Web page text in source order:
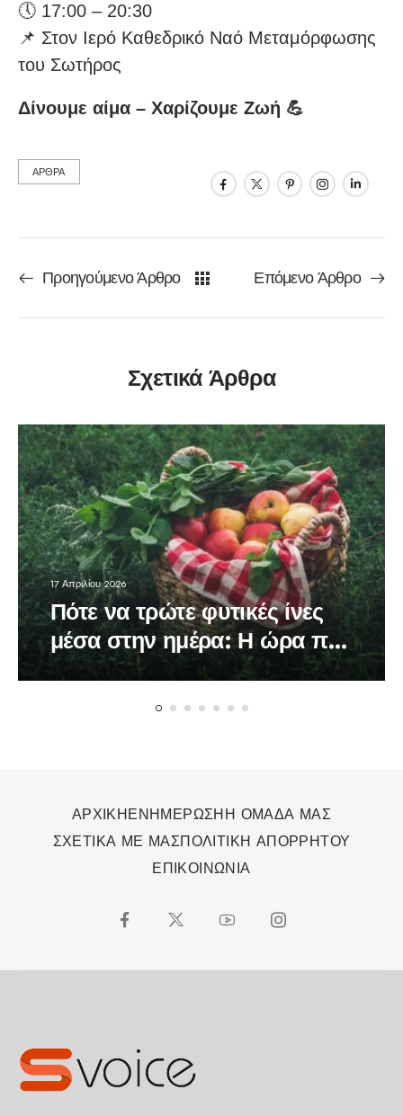
🕔 17:00 – 20:30
📌 Στον Ιερό Καθεδρικό Ναό Μεταμόρφωσης
του Σωτήρος
Δίνουμε αίμα – Χαρίζουμε Ζωή 💪
ΑΡΘΡΑ
Προηγούμενο Άρθρο Επόμενο Άρθρο
Σχετικά Άρθρα
17 Απριλίου 2026
Πότε να τρώτε φυτικές ίνες
μέσα στην ημέρα: Η ώρα που
κάνει τη διαφορά στον
οργανισμό
ΑΡΧΙΚΗΕΝΗΜΕΡΩΣΗΗ ΟΜΑΔΑ ΜΑΣ
ΣΧΕΤΙΚΑ ΜΕ ΜΑΣΠΟΛΙΤΙΚΗ ΑΠΟΡΡΗΤΟΥ
ΕΠΙΚΟΙΝΩΝΙΑ